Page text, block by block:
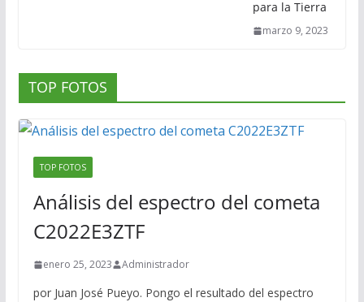
para la Tierra
marzo 9, 2023
TOP FOTOS
TOP FOTOS
Análisis del espectro del cometa
C2022E3ZTF
enero 25, 2023 Administrador
por Juan José Pueyo. Pongo el resultado del espectro